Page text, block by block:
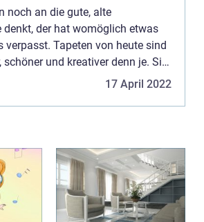
noch an die gute, alte
denkt, der hat womöglich etwas
verpasst. Tapeten von heute sind
und kreativer denn je. Sie
als nur eine Wandbekleidung
17 April 2022